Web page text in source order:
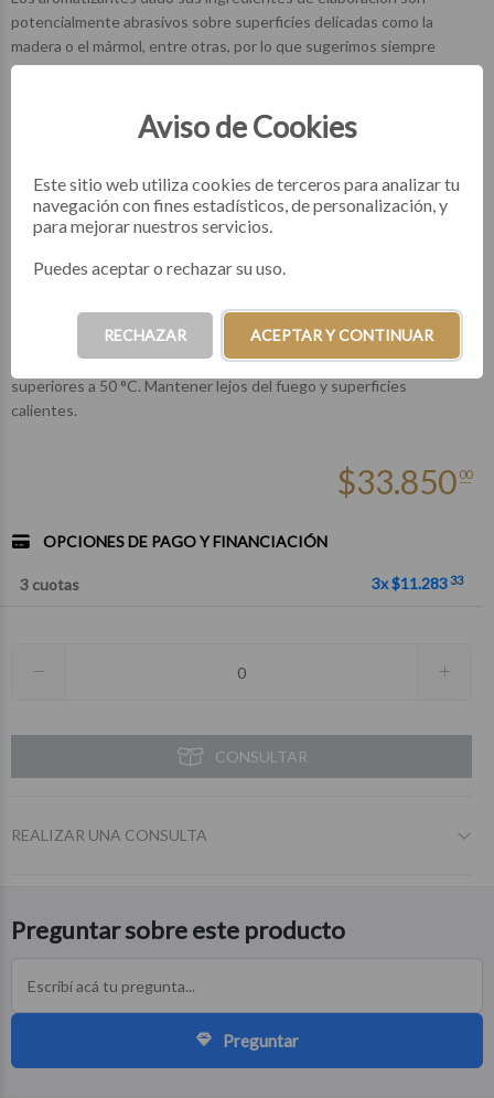
potencialmente abrasivos sobre superficies delicadas como la
madera o el mármol, entre otras, por lo que sugerimos siempre
colocar el Aromatizante utilizando protección de apoyo.
Evitar el contacto con ojos y piel, caso contrario lavar con
abundante agua. Evitar la inhalación del producto.
En caso de ingestión accidental consultar inmediatamente al
Médico o al Centro Nacional de Intoxicaciones llamando al 0800-
333-0160 citando el rótulo del producto. Emergencias 911.
alimentos.
Conservar en lugar fresco y seco. No exponer a temperaturas
superiores a 50 °C. Mantener lejos del fuego y superficies
calientes.
$33.850 00
OPCIONES DE PAGO Y FINANCIACIÓN
3 cuotas 3x $11.28333
CONSULTAR
REALIZAR UNA CONSULTA
Preguntar sobre este producto
Preguntar
Aviso de Cookies
Este sitio web utiliza cookies de terceros para analizar tu
navegación con fines estadísticos, de personalización, y
para mejorar nuestros servicios.
Puedes aceptar o rechazar su uso.
RECHAZAR ACEPTAR Y CONTINUAR